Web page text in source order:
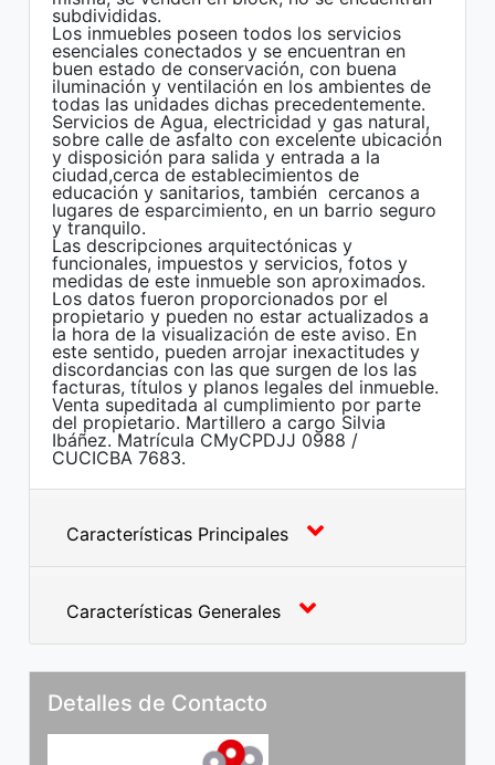
subdivididas.
Los inmuebles poseen todos los servicios
esenciales conectados y se encuentran en
buen estado de conservación, con buena
iluminación y ventilación en los ambientes de
todas las unidades dichas precedentemente.
Servicios de Agua, electricidad y gas natural,
sobre calle de asfalto con excelente ubicación
y disposición para salida y entrada a la
ciudad,cerca de establecimientos de
educación y sanitarios, también cercanos a
lugares de esparcimiento, en un barrio seguro
y tranquilo.
Las descripciones arquitectónicas y
funcionales, impuestos y servicios, fotos y
medidas de este inmueble son aproximados.
Los datos fueron proporcionados por el
propietario y pueden no estar actualizados a
la hora de la visualización de este aviso. En
este sentido, pueden arrojar inexactitudes y
discordancias con las que surgen de los las
facturas, títulos y planos legales del inmueble.
Venta supeditada al cumplimiento por parte
del propietario. Martillero a cargo Silvia
Ibáñez. Matrícula CMyCPDJJ 0988 /
CUCICBA 7683.
Características Principales
Características Generales
Detalles de Contacto